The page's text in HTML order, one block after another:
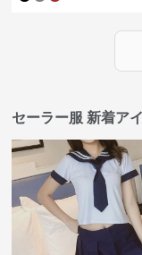
セーラー服 新着ア